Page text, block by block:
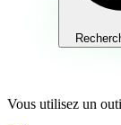
Vous utilisez un